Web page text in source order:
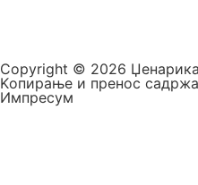
Copyright © 2026
Kопирање и пренос
Импресум